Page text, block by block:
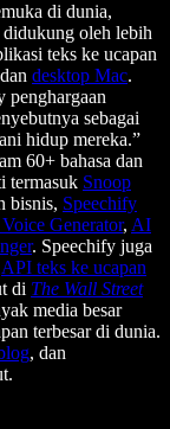
di dunia,
oleh lebih
teks ke ucapan
desktop Mac.
penghargaan
sebagai
hidup mereka.”
60+ bahasa dan
termasuk Snoop
bisnis, Speechify
Generator, AI
. Speechify juga
API teks ke ucapan
di The Wall Street
media besar
terbesar di dunia.
, dan